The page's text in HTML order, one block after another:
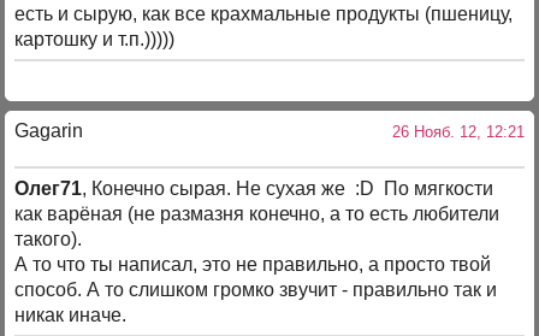
есть и сырую, как все крахмальные продукты (пшеницу,
картошку и т.п.)))))
Gagarin 26 Нояб. 12, 12:21
Олег71, Конечно сырая. Не сухая же :D По мягкости
как варёная (не размазня конечно, а то есть любители
такого).
А то что ты написал, это не правильно, а просто твой
способ. А то слишком громко звучит - правильно так и
никак иначе.